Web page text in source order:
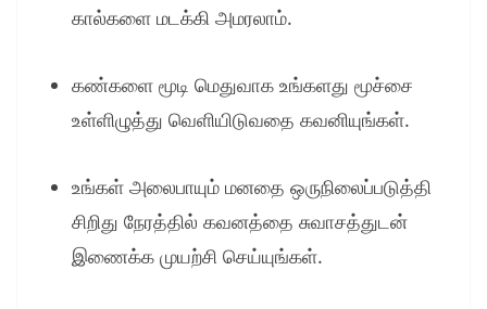
கால்களை மடக்கி அமரலாம்.
கண்களை மூடி மெதுவாக உங்களது மூச்சை
உள்ளிழுத்து வெளியிடுவதை கவனியுங்கள்.
உங்கள் அலைபாயும் மனதை ஒருநிலைப்படுத்தி
சிறிது நேரத்தில் கவனத்தை சுவாசத்துடன்
இணைக்க முயற்சி செய்யுங்கள்.